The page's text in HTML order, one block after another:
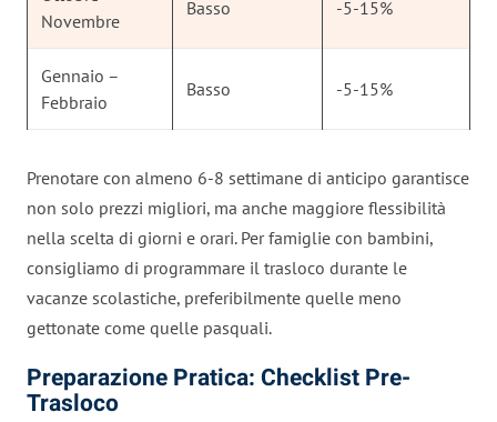
Novembre
Basso -5-15%
Gennaio –
Febbraio
Basso -5-15%
Prenotare con almeno 6-8 settimane di anticipo garantisce
non solo prezzi migliori, ma anche maggiore flessibilità
nella scelta di giorni e orari. Per famiglie con bambini,
consigliamo di programmare il trasloco durante le
vacanze scolastiche, preferibilmente quelle meno
gettonate come quelle pasquali.
Preparazione Pratica: Checklist Pre-
Trasloco